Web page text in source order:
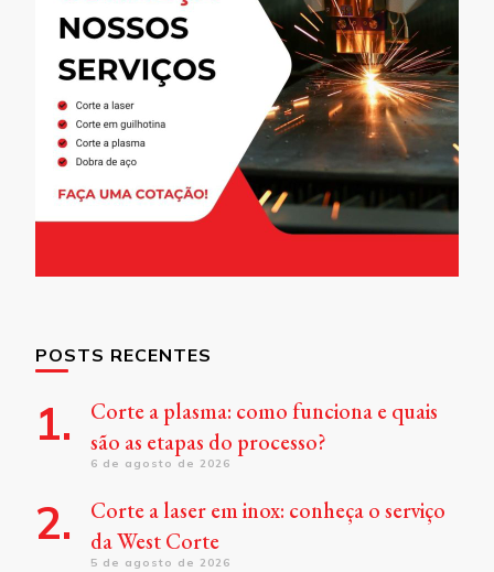
POSTS RECENTES
Corte a plasma: como funciona e quais
são as etapas do processo?
6 de agosto de 2026
Corte a laser em inox: conheça o serviço
da West Corte
5 de agosto de 2026